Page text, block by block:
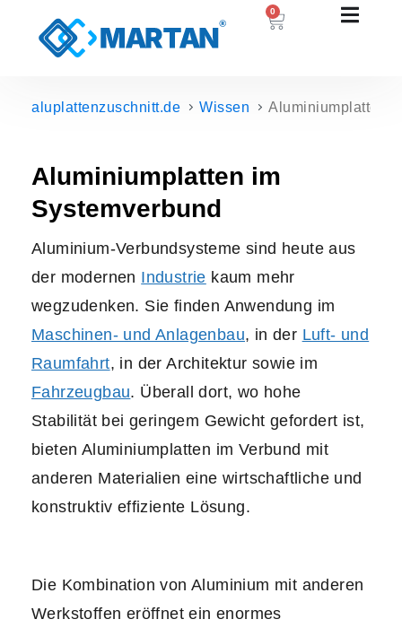
0
aluplattenzuschnitt.de Wissen Aluminiumplatten
Aluminiumplatten im
Systemverbund
Aluminium-Verbundsysteme sind heute aus
der modernen Industrie kaum mehr
wegzudenken. Sie finden Anwendung im
Maschinen- und Anlagenbau, in der Luft- und
Raumfahrt, in der Architektur sowie im
Fahrzeugbau. Überall dort, wo hohe
Stabilität bei geringem Gewicht gefordert ist,
bieten Aluminiumplatten im Verbund mit
anderen Materialien eine wirtschaftliche und
konstruktiv effiziente Lösung.
Die Kombination von Aluminium mit anderen
Werkstoffen eröffnet ein enormes